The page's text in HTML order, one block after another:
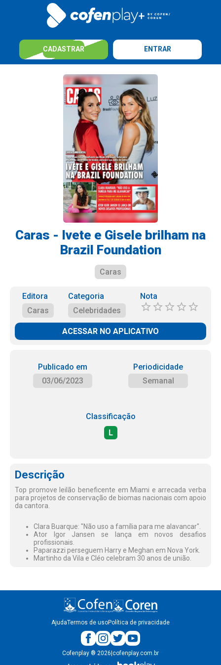
CADASTRAR ENTRAR
Caras - Ivete e Gisele brilham na
Brazil Foundation
Caras
Editora
Caras
Categoria
Celebridades
Nota
ACESSAR NO APLICATIVO
Publicado em
03/06/2023
Periodicidade
Semanal
Classificação
L
Descrição
Top promove leilão beneficente em Miami e arrecada verba
para projetos de conservação de biomas nacionais com apoio
da cantora.
Clara Buarque: "Não uso a família para me alavancar".
Ator Igor Jansen se lança em novos desafios
profissionais.
Paparazzi perseguem Harry e Meghan em Nova York.
Martinho da Vila e Cléo celebram 30 anos de união.
AjudaTermos de usoPolítica de privacidade
Cofenplay ® 2026 cofenplay.com.br